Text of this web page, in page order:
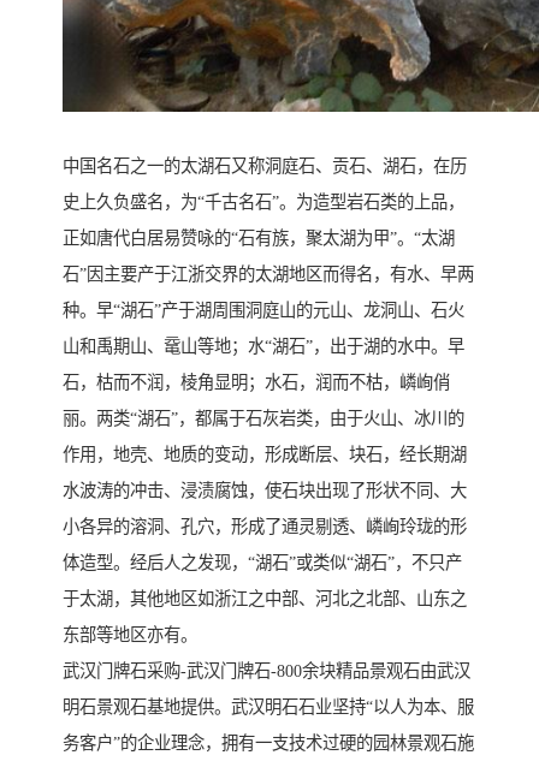
中国名石之一的太湖石又称洞庭石、贡石、湖石，在历
史上久负盛名，为“千古名石”。为造型岩石类的上品，
正如唐代白居易赞咏的“石有族，聚太湖为甲”。“太湖
石”因主要产于江浙交界的太湖地区而得名，有水、早两
种。早“湖石”产于湖周围洞庭山的元山、龙洞山、石火
山和禹期山、鼋山等地；水“湖石”，出于湖的水中。早
石，枯而不润，棱角显明；水石，润而不枯，嶙峋俏
丽。两类“湖石”，都属于石灰岩类，由于火山、冰川的
作用，地壳、地质的变动，形成断层、块石，经长期湖
水波涛的冲击、浸渍腐蚀，使石块出现了形状不同、大
小各异的溶洞、孔穴，形成了通灵剔透、嶙峋玲珑的形
体造型。经后人之发现，“湖石”或类似“湖石”，不只产
于太湖，其他地区如浙江之中部、河北之北部、山东之
东部等地区亦有。
武汉门牌石采购-武汉门牌石-800余块精品景观石由武汉
明石景观石基地提供。武汉明石石业坚持“以人为本、服
务客户”的企业理念，拥有一支技术过硬的园林景观石施